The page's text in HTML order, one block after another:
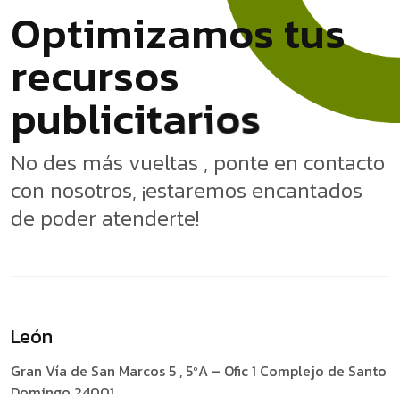
Optimizamostus
recursos
publicitarios
No des más vueltas , ponte en contacto
con nosotros, ¡estaremos encantados
de poder atenderte!
León
Gran Vía de San Marcos 5 , 5ºA – Ofic 1 Complejo de Santo